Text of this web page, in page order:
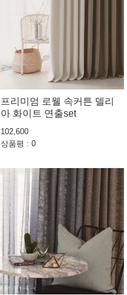
프리미엄 로웰 속커튼 델리
아 화이트 연출set
102,600
상품평 : 0